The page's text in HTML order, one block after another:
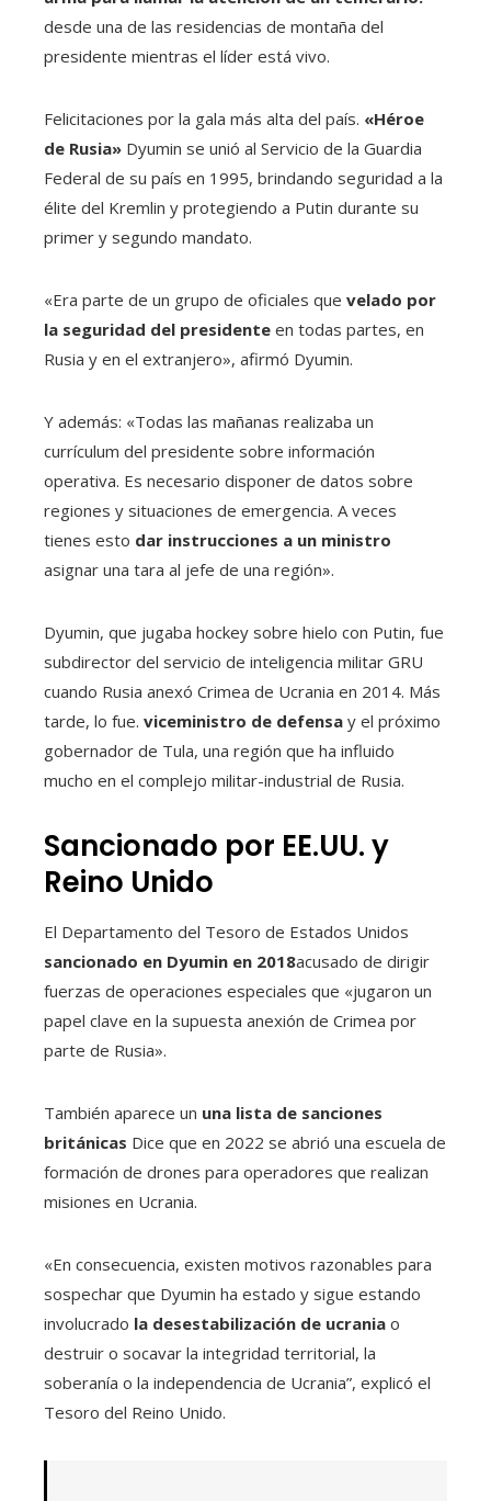
desde una de las residencias de montaña del
presidente mientras el líder está vivo.
Felicitaciones por la gala más alta del país. «Héroe
de Rusia» Dyumin se unió al Servicio de la Guardia
Federal de su país en 1995, brindando seguridad a la
élite del Kremlin y protegiendo a Putin durante su
primer y segundo mandato.
«Era parte de un grupo de oficiales que velado por
la seguridad del presidente en todas partes, en
Rusia y en el extranjero», afirmó Dyumin.
Y además: «Todas las mañanas realizaba un
currículum del presidente sobre información
operativa. Es necesario disponer de datos sobre
regiones y situaciones de emergencia. A veces
tienes esto dar instrucciones a un ministro
asignar una tara al jefe de una región».
Dyumin, que jugaba hockey sobre hielo con Putin, fue
subdirector del servicio de inteligencia militar GRU
cuando Rusia anexó Crimea de Ucrania en 2014. Más
tarde, lo fue. viceministro de defensa y el próximo
gobernador de Tula, una región que ha influido
mucho en el complejo militar-industrial de Rusia.
Sancionado por EE.UU. y
Reino Unido
El Departamento del Tesoro de Estados Unidos
sancionado en Dyumin en 2018acusado de dirigir
fuerzas de operaciones especiales que «jugaron un
papel clave en la supuesta anexión de Crimea por
parte de Rusia».
También aparece un una lista de sanciones
británicas Dice que en 2022 se abrió una escuela de
formación de drones para operadores que realizan
misiones en Ucrania.
«En consecuencia, existen motivos razonables para
sospechar que Dyumin ha estado y sigue estando
involucrado la desestabilización de ucrania o
destruir o socavar la integridad territorial, la
soberanía o la independencia de Ucrania”, explicó el
Tesoro del Reino Unido.